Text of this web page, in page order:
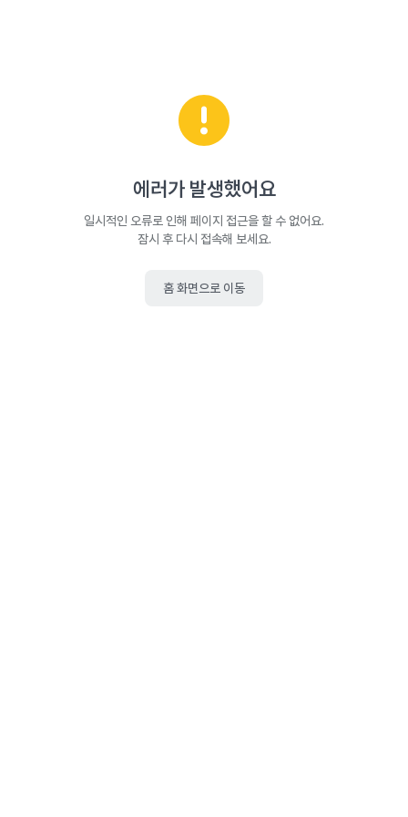
에러가 발생했어요
일시적인 오류로 인해 페이지 접근을 할 수 없어요.
잠시 후 다시 접속해 보세요.
홈 화면으로 이동